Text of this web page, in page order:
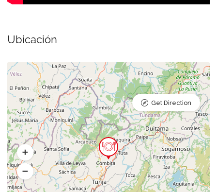
Ubicación
Get Direction